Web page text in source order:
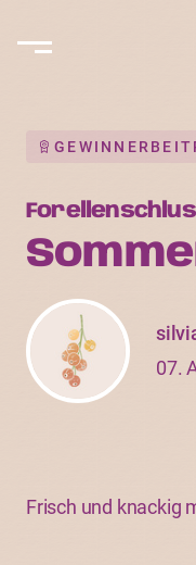
07.
Frisch und knackig